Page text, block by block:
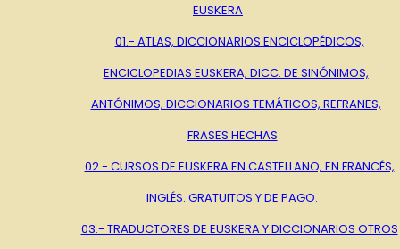
EUSKERA
01.- ATLAS, DICCIONARIOS ENCICLOPÉDICOS,
ENCICLOPEDIAS EUSKERA, DICC. DE SINÓNIMOS,
ANTÓNIMOS, DICCIONARIOS TEMÁTICOS, REFRANES,
FRASES HECHAS
02.- CURSOS DE EUSKERA EN CASTELLANO, EN FRANCÉS,
INGLÉS. GRATUITOS Y DE PAGO.
03.- TRADUCTORES DE EUSKERA Y DICCIONARIOS OTROS